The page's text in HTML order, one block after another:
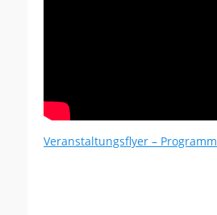
Veranstaltungsflyer – Programm